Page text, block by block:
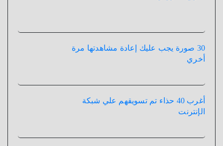
30 صورة يجب عليك إعادة مشاهدتها مرة
أخري
أغرب 40 حذاء تم تسويقهم علي شبكة
الإنترنت